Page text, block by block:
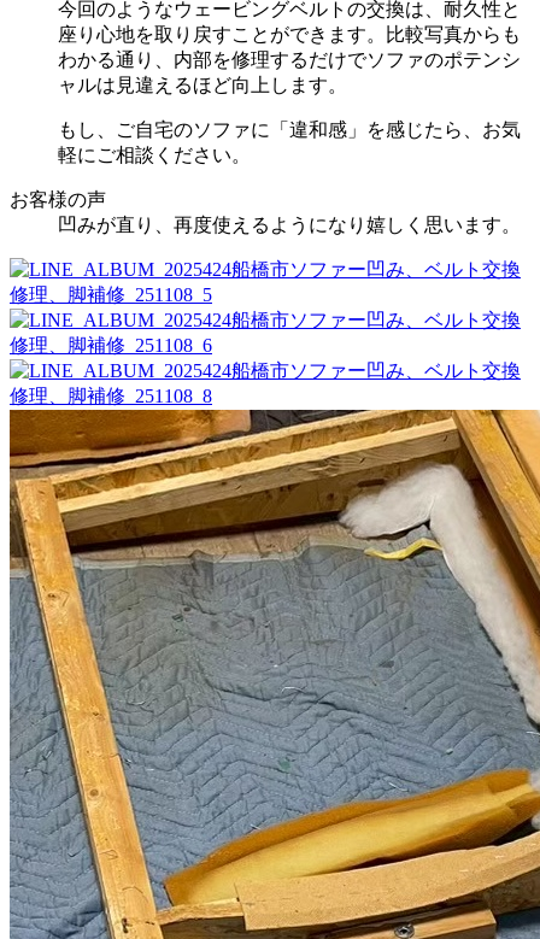
今回のようなウェービングベルトの交換は、耐久性と
座り心地を取り戻すことができます。比較写真からも
わかる通り、内部を修理するだけでソファのポテンシ
ャルは見違えるほど向上します。
もし、ご自宅のソファに「違和感」を感じたら、お気
軽にご相談ください。
お客様の声
凹みが直り、再度使えるようになり嬉しく思います。